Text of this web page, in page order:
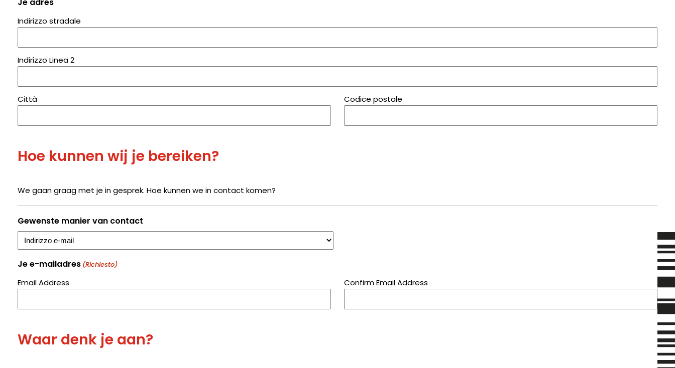
Indirizzo stradale
Indirizzo Linea 2
Città Codice postale
Hoe kunnen wij je bereiken?
We gaan graag met je in gesprek. Hoe kunnen we in contact komen?
Gewenste manier van contact
Je e-mailadres (Richiesto)
Email Address Confirm Email Address
Waar denk je aan?